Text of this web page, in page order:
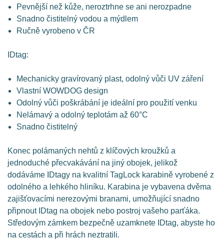
Pevnější než kůže, neroztrhne se ani nerozpadne
Snadno čistitelný vodou a mýdlem
Ručně vyrobeno v ČR
IDtag:
Mechanicky gravírovaný plast, odolný vůči UV záření
Vlastní WOWDOG design
Odolný vůči poškrábání je ideální pro použití venku
Nelámavý a odolný teplotám až 60°C
Snadno čistitelný
Konec polámaných nehtů z klíčových kroužků a
jednoduché přecvakávání na jiný obojek, jelikož
dodáváme IDtagy na kvalitní TagLock karabině vyrobené z
odolného a lehkého hliníku. Karabina je vybavena dvěma
zajišťovacími nerezovými branami, umožňující snadno
připnout IDtag na obojek nebo postroj vašeho parťáka.
Středovým zámkem bezpečně uzamknete IDtag, abyste ho
na cestách a při hrách neztratili.